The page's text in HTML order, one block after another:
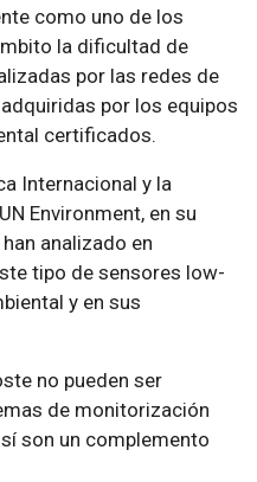
como uno de los
la dificultad de
por las redes de
por los equipos
certificados.
Internacional y la
Environment, en su
analizado en
tipo de sensores low-
y en sus
no pueden ser
de monitorización
son un complemento